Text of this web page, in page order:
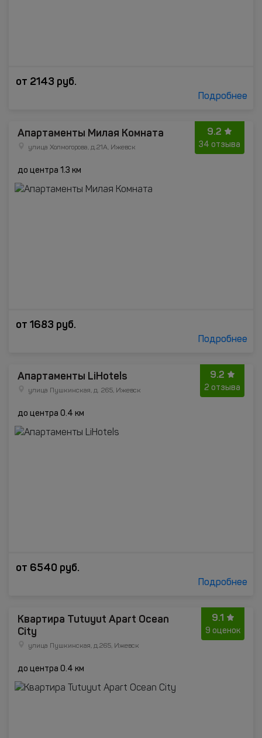
от 2143 руб.
Подробнее
9.2
34 отзыва
Апартаменты Милая Комната
улица Холмогорова, д.21А, Ижевск
до центра 1.3 км
от 1683 руб.
Подробнее
9.2
2 отзыва
Апартаменты LiHotels
улица Пушкинская, д. 265, Ижевск
до центра 0.4 км
от 6540 руб.
Подробнее
9.1
9 оценок
Квартира Tutuyut Apart Ocean
City
улица Пушкинская, д.265, Ижевск
до центра 0.4 км